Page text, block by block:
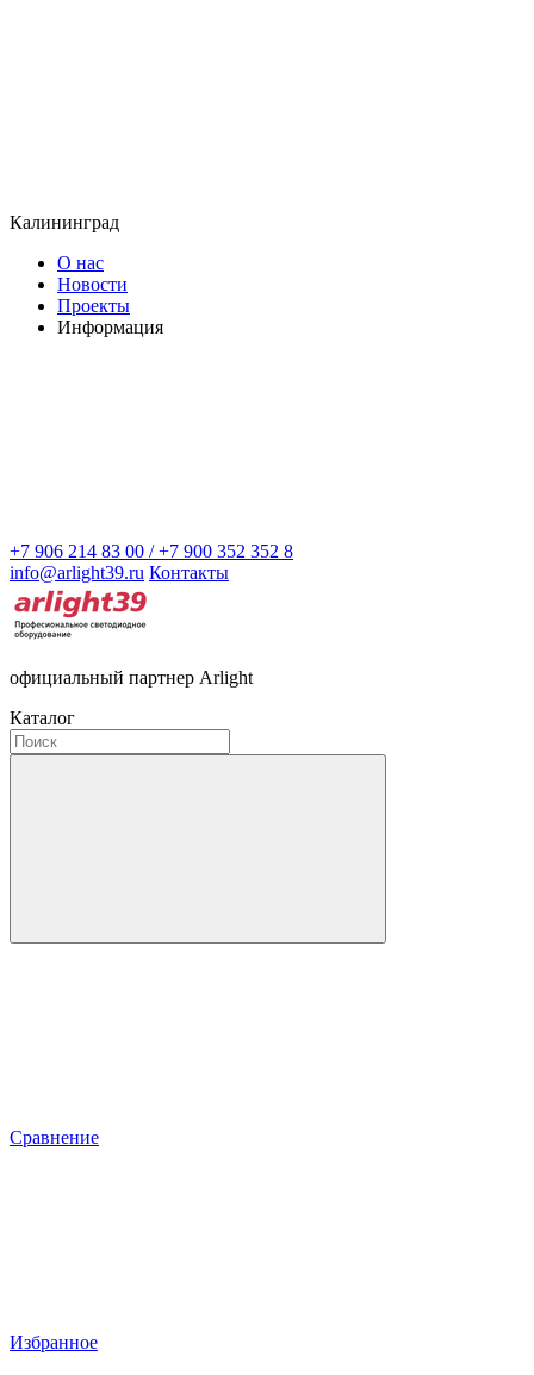
Калининград
О нас
Новости
Проекты
Информация
+7 906 214 83 00 / +7 900 352 352 8
info@arlight39.ru Контакты
официальный партнер Arlight
Каталог
Сравнение
Избранное